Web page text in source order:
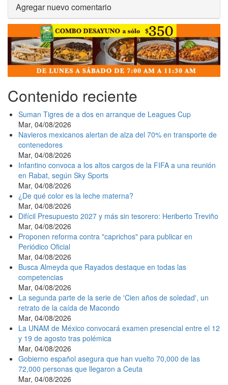
Agregar nuevo comentario
Contenido reciente
Suman Tigres de a dos en arranque de Leagues Cup
Mar, 04/08/2026
Navieros mexicanos alertan de alza del 70% en transporte de
contenedores
Mar, 04/08/2026
Infantino convoca a los altos cargos de la FIFA a una reunión
en Rabat, según Sky Sports
Mar, 04/08/2026
¿De qué color es la leche materna?
Mar, 04/08/2026
Difícil Presupuesto 2027 y más sin tesorero: Heriberto Treviño
Mar, 04/08/2026
Proponen reforma contra "caprichos" para publicar en
Periódico Oficial
Mar, 04/08/2026
Busca Almeyda que Rayados destaque en todas las
competencias
Mar, 04/08/2026
La segunda parte de la serie de 'Cien años de soledad', un
retrato de la caída de Macondo
Mar, 04/08/2026
La UNAM de México convocará examen presencial entre el 12
y 19 de agosto tras polémica
Mar, 04/08/2026
Gobierno español asegura que han vuelto 70,000 de las
72,000 personas que llegaron a Ceuta
Mar, 04/08/2026